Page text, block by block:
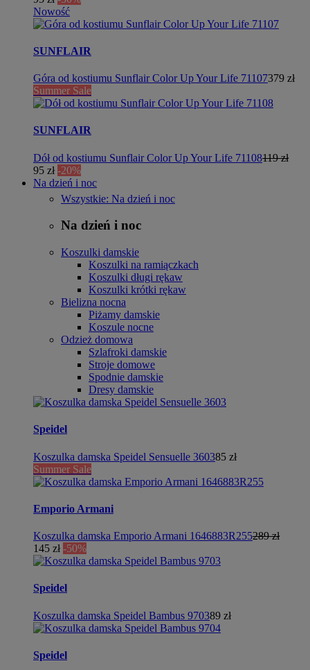
Nowość
SUNFLAIR
Góra od kostiumu Sunflair Color Up Your Life 71107379 zł
Summer Sale
SUNFLAIR
Dół od kostiumu Sunflair Color Up Your Life 71108119 zł
95 zł -20%
Na dzień i noc
Wszystkie: Na dzień i noc
Na dzień i noc
Koszulki damskie
Koszulki na ramiączkach
Koszulki długi rękaw
Koszulki krótki rękaw
Bielizna nocna
Piżamy damskie
Koszule nocne
Odzież domowa
Szlafroki damskie
Stroje domowe
Spodnie damskie
Dresy damskie
Speidel
Koszulka damska Speidel Sensuelle 360385 zł
Summer Sale
Emporio Armani
Koszulka damska Emporio Armani 1646883R255289 zł
145 zł -50%
Speidel
Koszulka damska Speidel Bambus 970389 zł
Speidel